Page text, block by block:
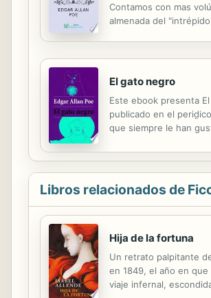
Contamos con mas
almenada del
El gato negro
Este ebook presenta
publicado en el
que siempre le han
Libros relacionados de
Hija de la fortuna
Un retrato palpitante
en 1849, el año en
viaje infernal,